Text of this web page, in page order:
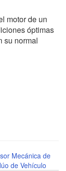
motor de un
óptimas
su normal
Mecánica de
de Vehículo